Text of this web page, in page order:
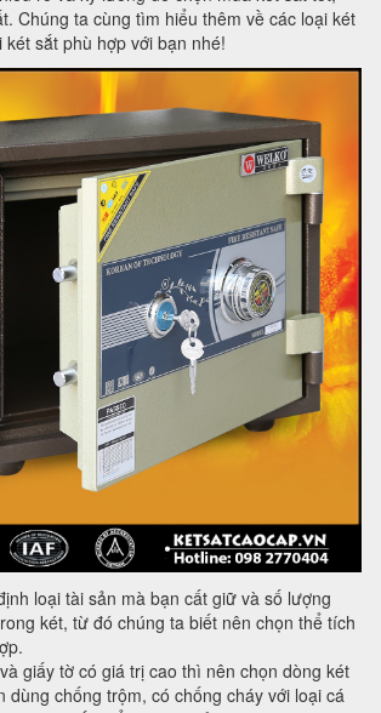
Chúng ta cùng tìm hiểu thêm về các loại két
sắt phù hợp với bạn nhé!
loại tài sản mà bạn cất giữ và số lượng
két, từ đó chúng ta biết nên chọn thể tích
giấy tờ có giá trị cao thì nên chọn dòng két
dùng chống trộm, có chống cháy với loại cá